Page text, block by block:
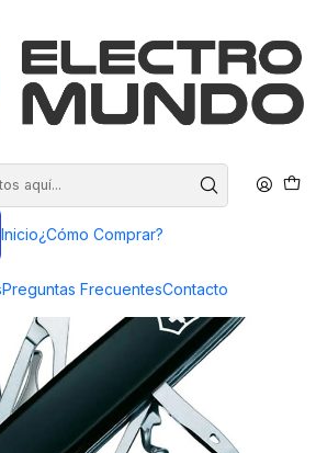
Inicio¿Cómo Comprar?
Preguntas FrecuentesContacto
HASTA EN 3 CUOTAS SIN INTERES
Negro - ElectroMundo